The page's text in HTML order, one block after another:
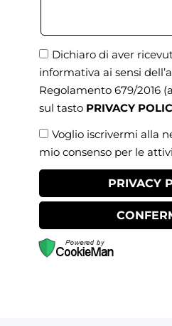
Dichiaro di aver
informativa ai sensi
Regolamento 679/2016
sul tasto PRIVACY
Voglio iscrivermi alla
mio consenso per le
PRIVACY